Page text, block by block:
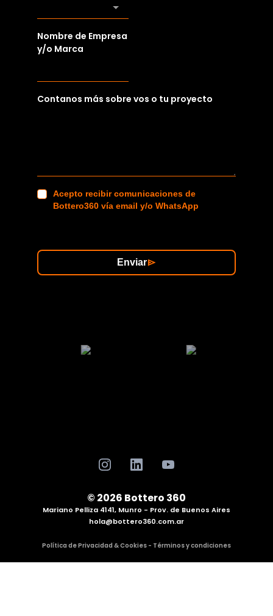
Nombre de Empresa
y/o Marca
Contanos más sobre vos o tu proyecto
Acepto recibir comunicaciones de
Bottero360 vía email y/o WhatsApp
Enviar
© 2026 Bottero 360
Mariano Pelliza 4141, Munro - Prov. de Buenos Aires
hola@bottero360.com.ar
Política de Privacidad & Cookies - Términos y condiciones